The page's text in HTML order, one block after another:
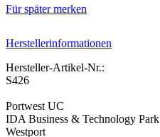
Für später merken
Herstellerinformationen
Hersteller-Artikel-Nr.:
S426
Portwest UC
IDA Business & Technology Park
Westport